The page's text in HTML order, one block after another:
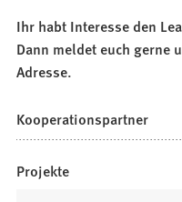
Ihr habt Interesse den
Dann meldet euch gerne
Adresse.
Kooperationspartner
Projekte